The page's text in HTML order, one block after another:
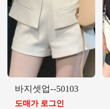
바지셋업--50103
도매가 로그인